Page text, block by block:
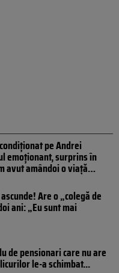
pe Andrei
emoționant, surprins în
avut amândoi o viață…
Are o „colegă de
ani: „Eu sunt mai
de pensionari care nu are
le-a schimbat...